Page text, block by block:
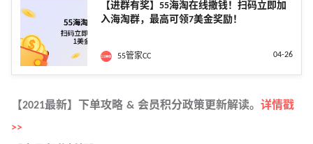
【进群有奖】55海淘在线撒钱！扫码立即加
入海淘群，最高可领7美金奖励！
55管家CC 04-26
【2021最新】下单攻略 & 会员积分政策更新解读。 详情戳
>>